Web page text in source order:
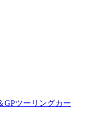
GPツーリングカー